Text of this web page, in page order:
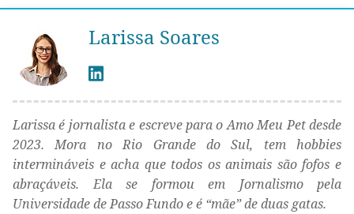
Larissa Soares
Larissa é jornalista e escreve para o Amo Meu Pet desde
2023. Mora no Rio Grande do Sul, tem hobbies
intermináveis e acha que todos os animais são fofos e
abraçáveis. Ela se formou em Jornalismo pela
Universidade de Passo Fundo e é “mãe” de duas gatas.